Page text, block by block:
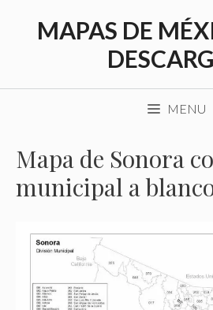
MAPAS DE
MENU
Mapa de Sonora
municipal a